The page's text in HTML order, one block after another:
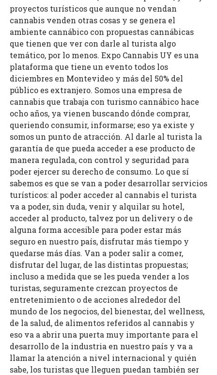
proyectos turísticos que aunque no vendan
cannabis venden otras cosas y se genera el
ambiente cannábico con propuestas cannábicas
que tienen que ver con darle al turista algo
temático, por lo menos. Expo Cannabis UY es una
plataforma que tiene un evento todos los
diciembres en Montevideo y más del 50% del
público es extranjero. Somos una empresa de
cannabis que trabaja con turismo cannábico hace
ocho años, ya vienen buscando dónde comprar,
queriendo consumir, informarse; eso ya existe y
somos un punto de atracción. Al darle al turista la
garantía de que pueda acceder a ese producto de
manera regulada, con control y seguridad para
poder ejercer su derecho de consumo. Lo que sí
sabemos es que se van a poder desarrollar servicios
turísticos: al poder acceder al cannabis el turista
va a poder, sin duda, venir y alquilar su hotel,
acceder al producto, talvez por un delivery o de
alguna forma accesible para poder estar más
seguro en nuestro país, disfrutar más tiempo y
quedarse más días. Van a poder salir a comer,
disfrutar del lugar, de las distintas propuestas;
incluso a medida que se les pueda vender a los
turistas, seguramente crezcan proyectos de
entretenimiento o de acciones alrededor del
mundo de los negocios, del bienestar, del wellness,
de la salud, de alimentos referidos al cannabis y
eso va a abrir una puerta muy importante para el
desarrollo de la industria en nuestro país y va a
llamar la atención a nivel internacional y quién
sabe, los turistas que lleguen puedan también ser